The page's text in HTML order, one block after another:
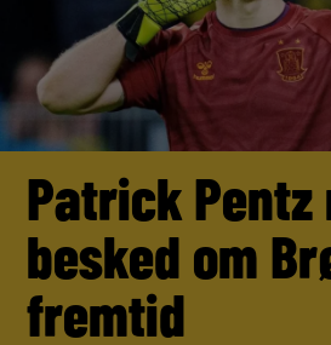
Patrick
besked om
fremtid